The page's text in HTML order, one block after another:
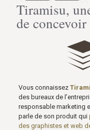
Tiramisu,
de
Vous connaissez
des bureaux de
responsable marketing
parle de son produit qui
des graphistes et web